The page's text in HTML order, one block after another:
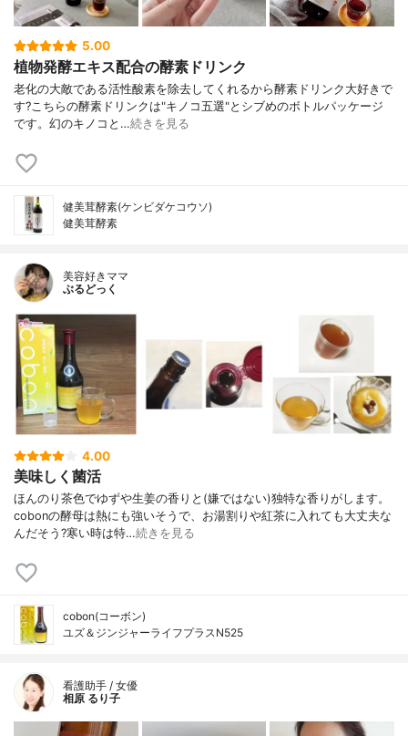
5.00
植物発酵エキス配合の酵素ドリンク
老化の大敵である活性酸素を除去してくれるから 酵素ドリンク大好きで
す? こちらの酵素ドリンクは "キノコ五選"とシブめのボトルパッケージ
です。 幻のキノコと…続きを見る
健美茸酵素(ケンビダケコウソ)
健美茸酵素
美容好きママ
ぶるどっく
4.00
美味しく菌活
ほんのり茶色でゆずや生姜の香りと(嫌ではない)独特な香りがします。
⁣⁣cobonの酵母は熱にも強いそうで、お湯割りや紅茶に入れても大丈夫な
んだそう?⁣寒い時は特…続きを見る
cobon(コーボン)
ユズ＆ジンジャーライフプラスN525
看護助手 / 女優
相原 るり子